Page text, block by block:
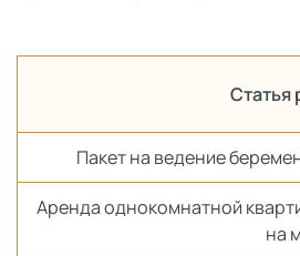
Статья
Пакет на ведение
Аренда однокомнатной
на